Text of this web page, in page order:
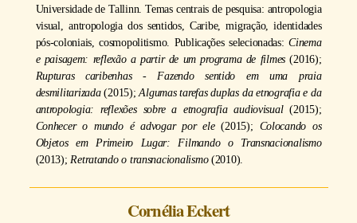
Universidade de Tallinn. Temas centrais de pesquisa: antropologia
visual, antropologia dos sentidos, Caribe, migração, identidades
pós-coloniais, cosmopolitismo. Publicações selecionadas:Cinema
e paisagem: reflexão a partir de um programa de filmes(2016);
Rupturas caribenhas - Fazendo sentido em uma praia
desmilitarizada(2015);Algumas tarefas duplas da etnografia e da
antropologia: reflexões sobre a etnografia audiovisual(2015);
Conhecer o mundo é advogar por ele(2015); Colocando os
Objetos em Primeiro Lugar: Filmando o Transnacionalismo
(2013); Retratando o transnacionalismo(2010).
Cornélia Eckert